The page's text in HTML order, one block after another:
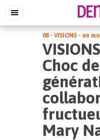
08 - VISIONS - un
Choc
Mary